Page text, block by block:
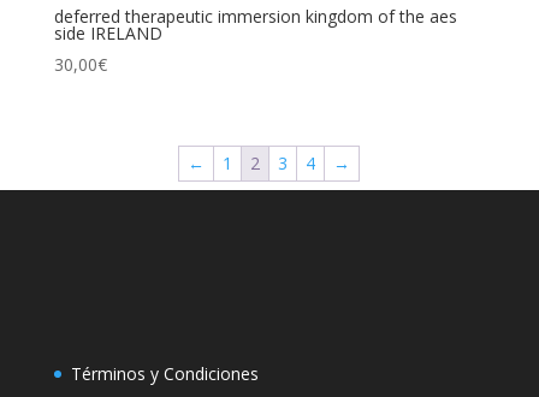
deferred therapeutic immersion kingdom of the aes
side IRELAND
30,00€
← 1 2 3 4 →
Términos y Condiciones